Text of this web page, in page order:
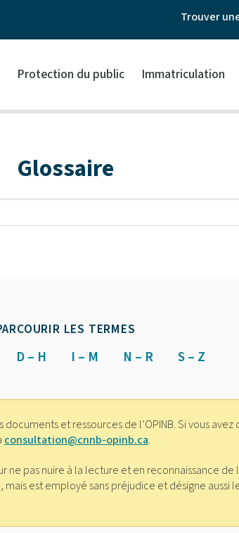
Trouver
Protection du public Immatriculation
Glossaire
LES TERMES
D – H I – M N – R S – Z
et ressources de l’OPINB. Si vous avez
consultation@cnnb-opinb.ca.
ne pas nuire à la lecture et en reconnaissance de
est employé sans préjudice et désigne aussi